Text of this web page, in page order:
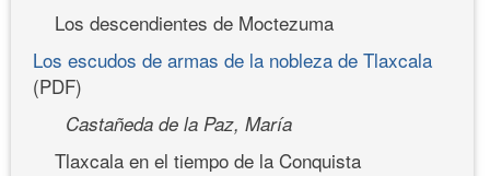
Los descendientes de Moctezuma
Los escudos de armas de la nobleza de Tlaxcala
(PDF)
Castañeda de la Paz, María
Tlaxcala en el tiempo de la Conquista